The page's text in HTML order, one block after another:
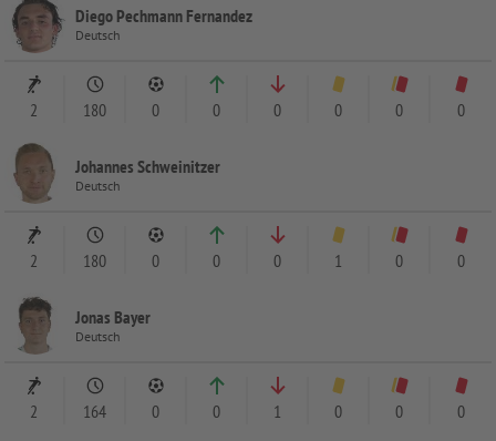
Diego Pechmann Fernandez
Deutsch
2 180 0 0 0 0 0 0
Johannes Schweinitzer
Deutsch
2 180 0 0 0 1 0 0
Jonas Bayer
Deutsch
2 164 0 0 1 0 0 0